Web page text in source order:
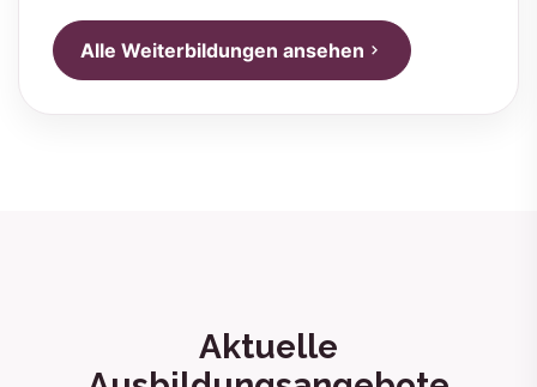
Alle Weiterbildungen ansehen
Aktuelle